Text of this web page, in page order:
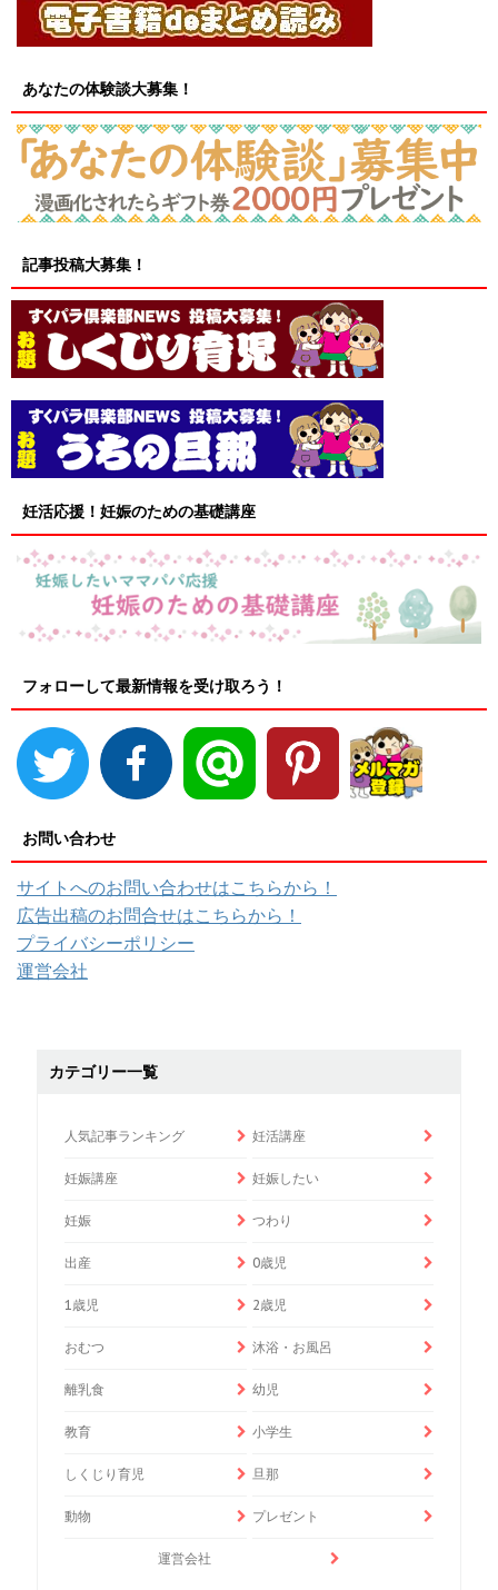
あなたの体験談大募集！
記事投稿大募集！
妊活応援！妊娠のための基礎講座
フォローして最新情報を受け取ろう！
お問い合わせ
サイトへのお問い合わせはこちらから！
広告出稿のお問合せはこちらから！
プライバシーポリシー
運営会社
カテゴリー一覧
人気記事ランキング 妊活講座
妊娠講座 妊娠したい
妊娠 つわり
出産 0歳児
1歳児 2歳児
おむつ 沐浴・お風呂
離乳食 幼児
教育 小学生
しくじり育児 旦那
動物 プレゼント
運営会社